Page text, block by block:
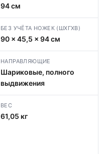
94 см
БЕЗ УЧЁТА НОЖЕК (ШХГХВ)
90 × 45,5 × 94 см
НАПРАВЛЯЮЩИЕ
Шариковые, полного
выдвижения
ВЕС
61,05 кг